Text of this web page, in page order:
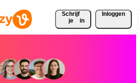
Schrijf
je
in
Inloggen